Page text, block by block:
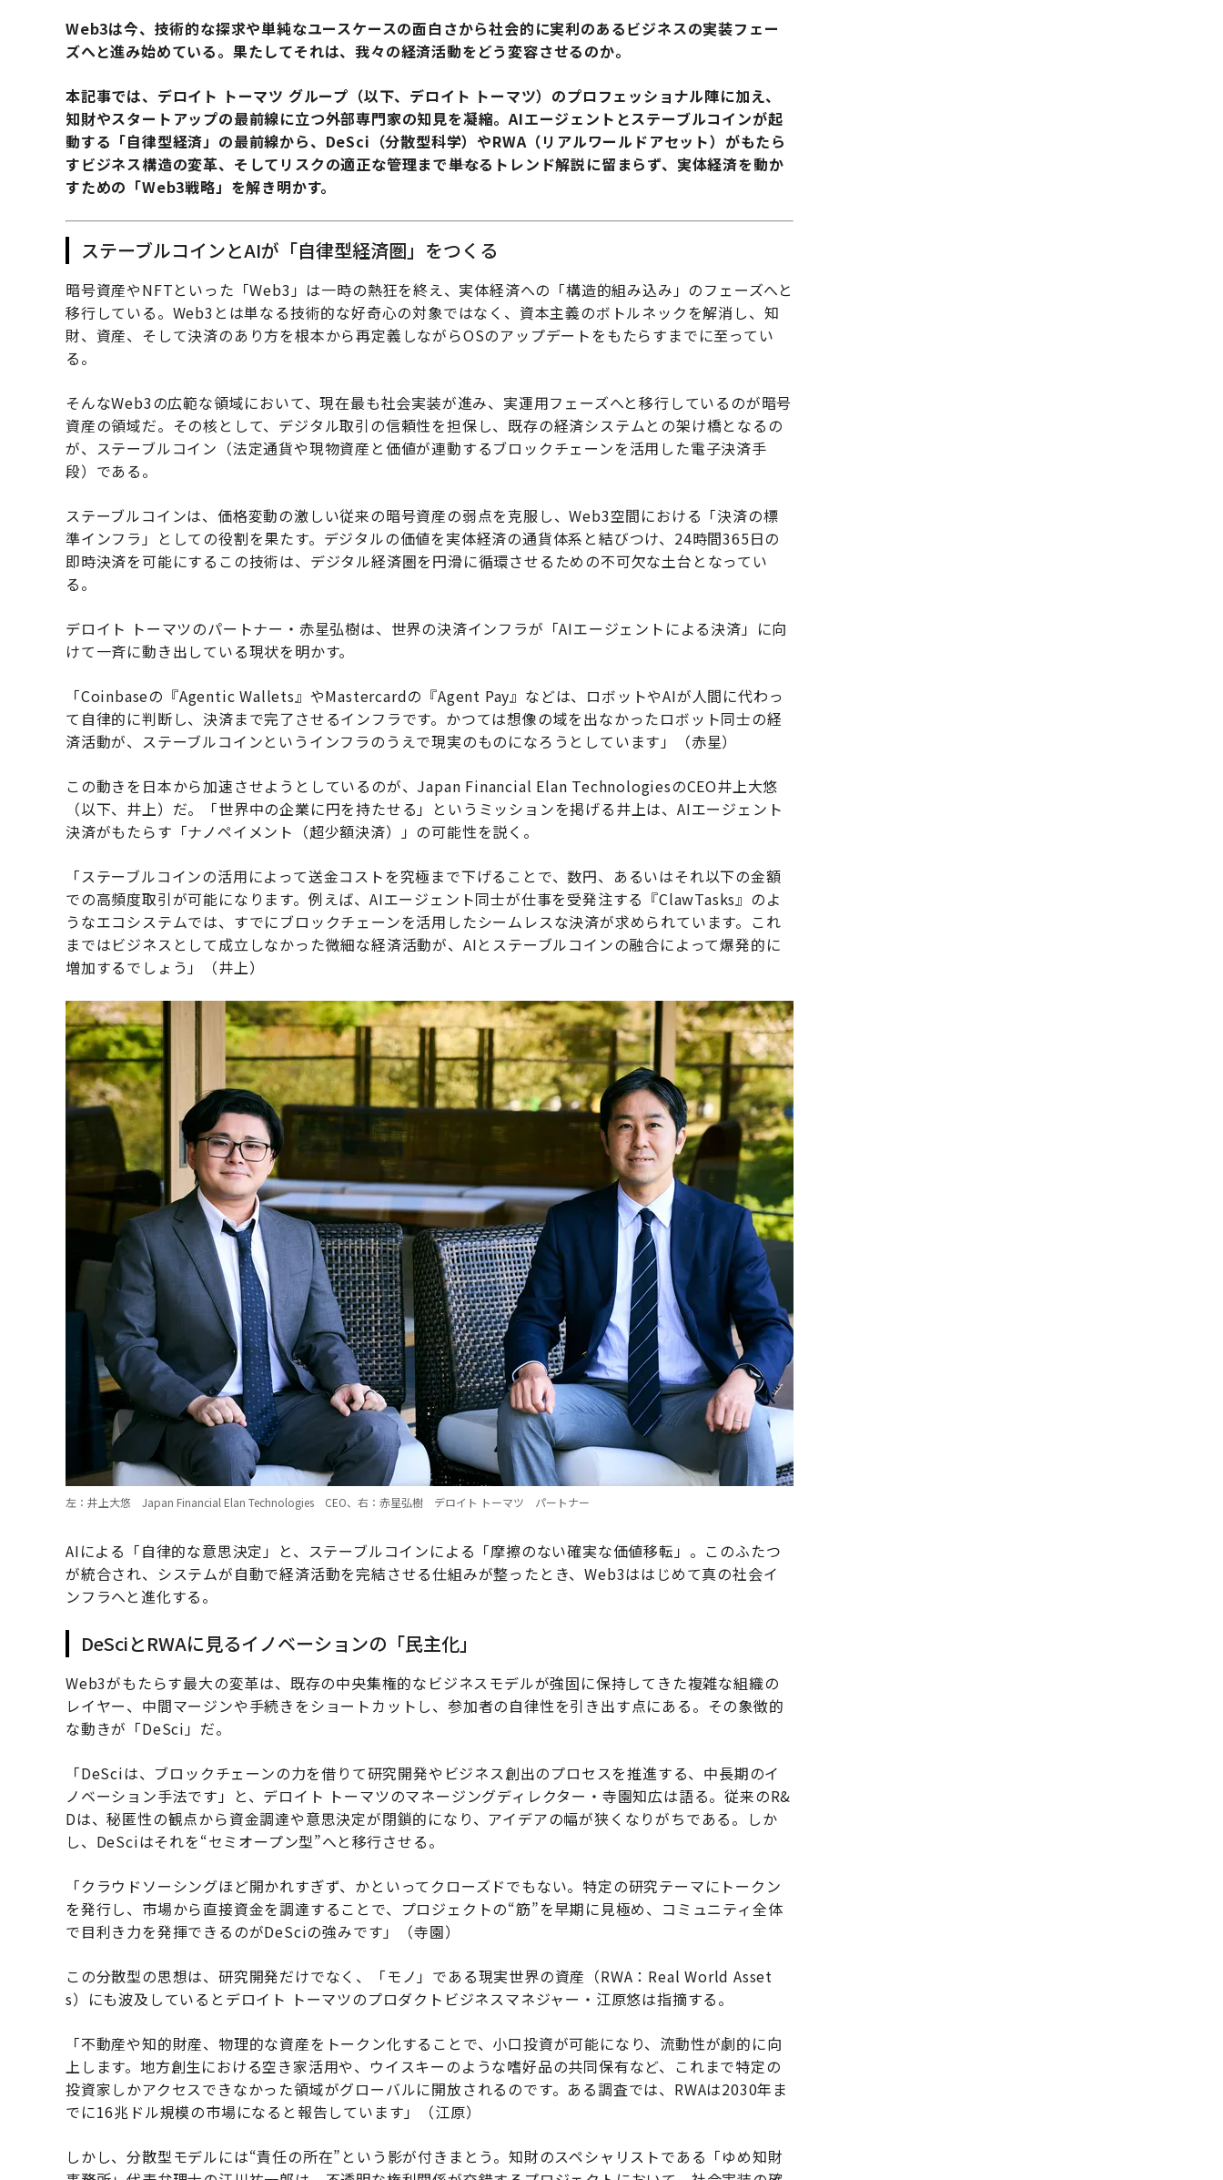
Web3は今、技術的な探求や単純なユースケースの面白さから社会的に実利のあるビジネスの実装フェー
ズへと進み始めている。果たしてそれは、我々の経済活動をどう変容させるのか。
本記事では、デロイト トーマツ グループ（以下、デロイト トーマツ）のプロフェッショナル陣に加え、
知財やスタートアップの最前線に立つ外部専門家の知見を凝縮。AIエージェントとステーブルコインが起
動する「自律型経済」の最前線から、DeSci（分散型科学）やRWA（リアルワールドアセット）がもたら
すビジネス構造の変革、そしてリスクの適正な管理まで――単なるトレンド解説に留まらず、実体経済を動か
すための「Web3戦略」を解き明かす。
ステーブルコインとAIが「自律型経済圏」をつくる
暗号資産やNFTといった「Web3」は一時の熱狂を終え、実体経済への「構造的組み込み」のフェーズへと
移行している。Web3とは単なる技術的な好奇心の対象ではなく、資本主義のボトルネックを解消し、知
財、資産、そして決済のあり方を根本から再定義しながらOSのアップデートをもたらすまでに至ってい
る。
そんなWeb3の広範な領域において、現在最も社会実装が進み、実運用フェーズへと移行しているのが暗号
資産の領域だ。その核として、デジタル取引の信頼性を担保し、既存の経済システムとの架け橋となるの
が、ステーブルコイン（法定通貨や現物資産と価値が連動するブロックチェーンを活用した電子決済手
段）である。
ステーブルコインは、価格変動の激しい従来の暗号資産の弱点を克服し、Web3空間における「決済の標
準インフラ」としての役割を果たす。デジタルの価値を実体経済の通貨体系と結びつけ、24時間365日の
即時決済を可能にするこの技術は、デジタル経済圏を円滑に循環させるための不可欠な土台となってい
る。
デロイト トーマツのパートナー・赤星弘樹は、世界の決済インフラが「AIエージェントによる決済」に向
けて一斉に動き出している現状を明かす。
「Coinbaseの『Agentic Wallets』やMastercardの『Agent Pay』などは、ロボットやAIが人間に代わっ
て自律的に判断し、決済まで完了させるインフラです。かつては想像の域を出なかったロボット同士の経
済活動が、ステーブルコインというインフラのうえで現実のものになろうとしています」（赤星）
この動きを日本から加速させようとしているのが、Japan Financial Elan TechnologiesのCEO井上大悠
（以下、井上）だ。「世界中の企業に円を持たせる」というミッションを掲げる井上は、AIエージェント
決済がもたらす「ナノペイメント（超少額決済）」の可能性を説く。
「ステーブルコインの活用によって送金コストを究極まで下げることで、数円、あるいはそれ以下の金額
での高頻度取引が可能になります。例えば、AIエージェント同士が仕事を受発注する『ClawTasks』のよ
うなエコシステムでは、すでにブロックチェーンを活用したシームレスな決済が求められています。これ
まではビジネスとして成立しなかった微細な経済活動が、AIとステーブルコインの融合によって爆発的に
増加するでしょう」（井上）
左：井上大悠 Japan Financial Elan Technologies CEO、右：赤星弘樹 デロイト トーマツ パートナー
AIによる「自律的な意思決定」と、ステーブルコインによる「摩擦のない確実な価値移転」。このふたつ
が統合され、システムが自動で経済活動を完結させる仕組みが整ったとき、Web3ははじめて真の社会イ
ンフラへと進化する。
DeSciとRWAに見るイノベーションの「民主化」
Web3がもたらす最大の変革は、既存の中央集権的なビジネスモデルが強固に保持してきた複雑な組織の
レイヤー、中間マージンや手続きをショートカットし、参加者の自律性を引き出す点にある。その象徴的
な動きが「DeSci」だ。
「DeSciは、ブロックチェーンの力を借りて研究開発やビジネス創出のプロセスを推進する、中長期のイ
ノベーション手法です」と、デロイト トーマツのマネージングディレクター・寺園知広は語る。従来のR&
Dは、秘匿性の観点から資金調達や意思決定が閉鎖的になり、アイデアの幅が狭くなりがちである。しか
し、DeSciはそれを“セミオープン型”へと移行させる。
「クラウドソーシングほど開かれすぎず、かといってクローズドでもない。特定の研究テーマにトークン
を発行し、市場から直接資金を調達することで、プロジェクトの“筋”を早期に見極め、コミュニティ全体
で目利き力を発揮できるのがDeSciの強みです」（寺園）
この分散型の思想は、研究開発だけでなく、「モノ」である現実世界の資産（RWA：Real World Asset
s）にも波及しているとデロイト トーマツのプロダクトビジネスマネジャー・江原悠は指摘する。
「不動産や知的財産、物理的な資産をトークン化することで、小口投資が可能になり、流動性が劇的に向
上します。地方創生における空き家活用や、ウイスキーのような嗜好品の共同保有など、これまで特定の
投資家しかアクセスできなかった領域がグローバルに開放されるのです。ある調査では、RWAは2030年ま
でに16兆ドル規模の市場になると報告しています」（江原）
しかし、分散型モデルには“責任の所在”という影が付きまとう。知財のスペシャリストである「ゆめ知財